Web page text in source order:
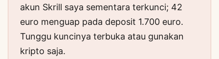
akun Skrill saya sementara terkunci; 42
euro menguap pada deposit 1.700 euro.
Tunggu kuncinya terbuka atau gunakan
kripto saja.